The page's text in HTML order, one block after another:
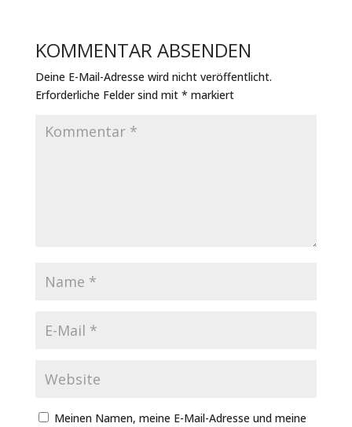
KOMMENTAR ABSENDEN
Deine E-Mail-Adresse wird nicht veröffentlicht.
Erforderliche Felder sind mit * markiert
Meinen Namen, meine E-Mail-Adresse und meine